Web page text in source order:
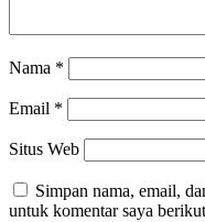
Nama *
Email *
Situs Web
Simpan nama, email,
untuk komentar saya